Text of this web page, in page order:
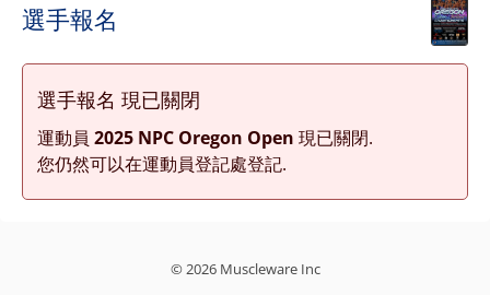
選手報名
選手報名 現已關閉
運動員 2025 NPC Oregon Open 現已關閉.
您仍然可以在運動員登記處登記.
© 2026 Muscleware Inc